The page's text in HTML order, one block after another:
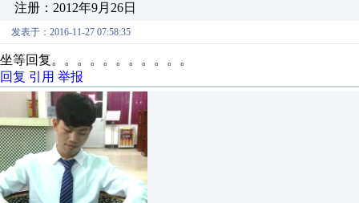
注册：2012年9月26日
发表于：2016-11-27 07:58:35
坐等回复。。。。。。。。。。。
回复 引用 举报